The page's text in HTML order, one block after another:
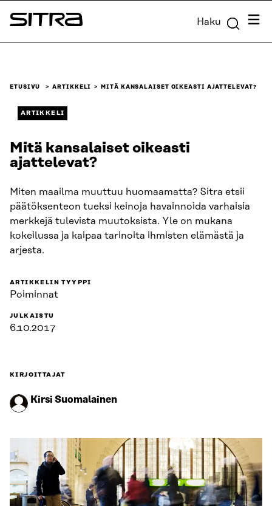
Siirry
suoraan
Sitra Haku
ETUSIVU ARTIKKELI MITÄ KANSALAISET OIKEASTI AJATTELEVAT?
ARTIKKELI
Mitä kansalaiset oikeasti
ajattelevat?
Miten maailma muuttuu huomaamatta? Sitra etsii
päätöksenteon tueksi keinoja havainnoida varhaisia
merkkejä tulevista muutoksista. Yle on mukana
kokeilussa ja kaipaa tarinoita ihmisten elämästä ja
arjesta.
ARTIKKELIN TYYPPI
Poiminnat
JULKAISTU
6.10.2017
KIRJOITTAJAT
Kirsi Suomalainen